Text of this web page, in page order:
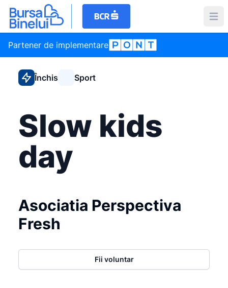
Partener de implementare
Închis Sport
Slow kids
day
Asociatia Perspectiva
Fresh
Fii voluntar